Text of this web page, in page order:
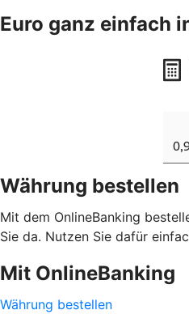
Euro ganz einfach
Währung bestellen
Mit dem OnlineBanking
Sie da. Nutzen Sie dafür
Mit OnlineBanking
Währung bestellen